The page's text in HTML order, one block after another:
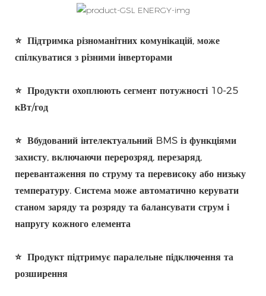
⭐ Підтримка різноманітних комунікацій, може
спілкуватися з різними інверторами
⭐ Продукти охоплюють сегмент потужності 10-25
кВт/год
⭐ Вбудований інтелектуальний BMS із функціями
захисту, включаючи перерозряд, перезаряд,
перевантаження по струму та перевисоку або низьку
температуру. Система може автоматично керувати
станом заряду та розряду та балансувати струм і
напругу кожного елемента
⭐ Продукт підтримує паралельне підключення та
розширення